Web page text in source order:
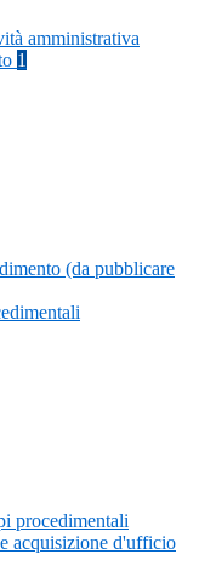
amministrativa
1
(da pubblicare
procedimentali
acquisizione d'ufficio